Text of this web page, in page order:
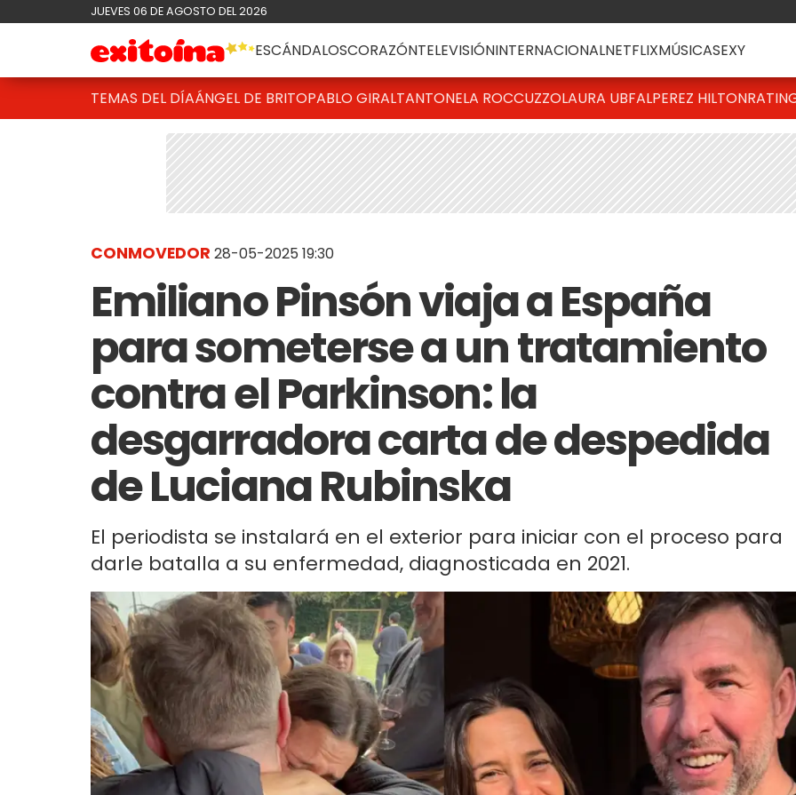
JUEVES 06 DE AGOSTO DEL 2026
ESCÁNDALOSCORAZÓNTELEVISIÓNINTERNACIONALNETFLIXMÚSICASEXY
TEMAS DEL DÍAÁNGEL DE BRITOPABLO GIRALTANTONELA ROCCUZZOLAURA UBFALPEREZ HILTON
CONMOVEDOR 28-05-2025 19:30
Emiliano Pinsón viaja a España
para someterse a un tratamiento
contra el Parkinson: la
desgarradora carta de despedida
de Luciana Rubinska
El periodista se instalará en el exterior para iniciar con el proceso para
darle batalla a su enfermedad, diagnosticada en 2021.